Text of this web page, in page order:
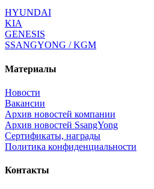
HYUNDAI
KIA
GENESIS
SSANGYONG / KGM
Материалы
Новости
Вакансии
Архив новостей компании
Архив новостей SsangYong
Сертификаты, награды
Политика конфиденциальности
Контакты